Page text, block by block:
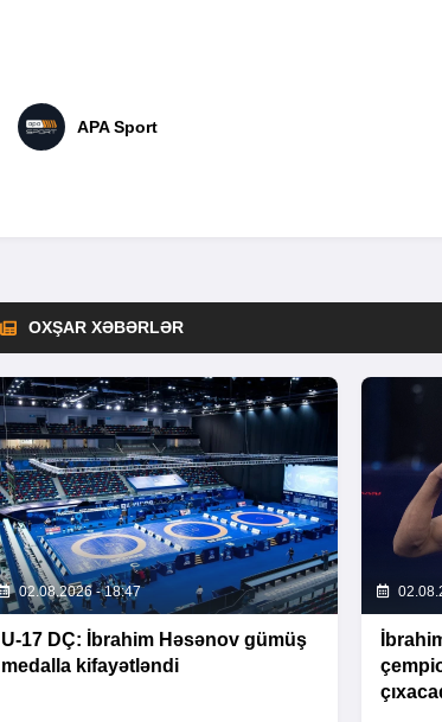
APA Sport
OXŞAR XƏBƏRLƏR
02.08.2026 - 18:47
U-17 DÇ: İbrahim Həsənov gümüş
medalla kifayətləndi